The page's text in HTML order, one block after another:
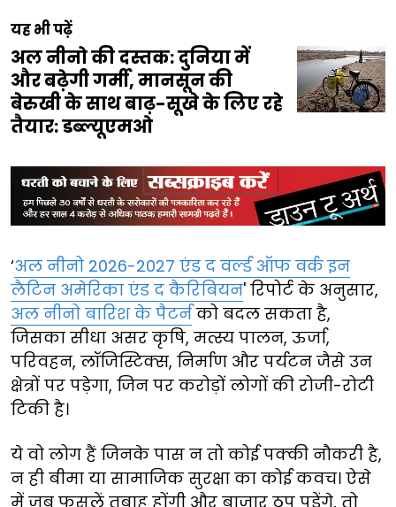
यह भी पढ़ें
अल नीनो की दस्तक: दुनिया में
और बढ़ेगी गर्मी, मानसून की
बेरुखी के साथ बाढ़-सूखे के लिए रहे
तैयार: डब्ल्यूएमओ
‘अल नीनो 2026-2027 एंड द वर्ल्ड ऑफ वर्क इन
लैटिन अमेरिका एंड द कैरिबियन' रिपोर्ट के अनुसार,
अल नीनो बारिश के पैटर्न को बदल सकता है,
जिसका सीधा असर कृषि, मत्स्य पालन, ऊर्जा,
परिवहन, लॉजिस्टिक्स, निर्माण और पर्यटन जैसे उन
क्षेत्रों पर पड़ेगा, जिन पर करोड़ों लोगों की रोजी-रोटी
टिकी है।
ये वो लोग हैं जिनके पास न तो कोई पक्की नौकरी है,
न ही बीमा या सामाजिक सुरक्षा का कोई कवच। ऐसे
में जब फसलें तबाह होंगी और बाजार ठप पड़ेंगे, तो